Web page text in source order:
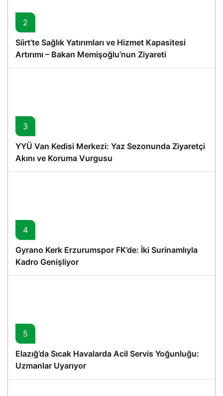
2
Siirt’te Sağlık Yatırımları ve Hizmet Kapasitesi
Artırımı – Bakan Memişoğlu’nun Ziyareti
3
YYÜ Van Kedisi Merkezi: Yaz Sezonunda Ziyaretçi
Akını ve Koruma Vurgusu
4
Gyrano Kerk Erzurumspor FK’de: İki Surinamlıyla
Kadro Genişliyor
5
Elazığ’da Sıcak Havalarda Acil Servis Yoğunluğu:
Uzmanlar Uyarıyor